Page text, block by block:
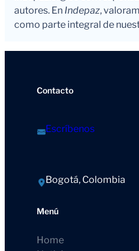
autores. En Indepaz,
como parte integral de
Contacto
Escríbenos
Bogotá, Colombia
Menú
Home